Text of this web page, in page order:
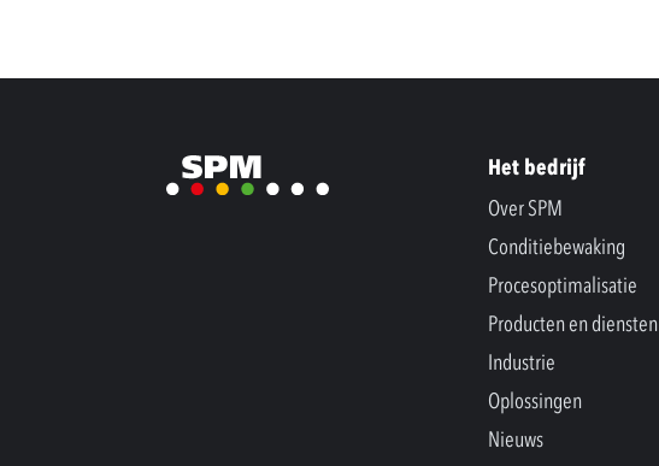
Het bedrijf
Over SPM
Conditiebewaking
Procesoptimalisatie
Producten en diensten
Industrie
Oplossingen
Nieuws